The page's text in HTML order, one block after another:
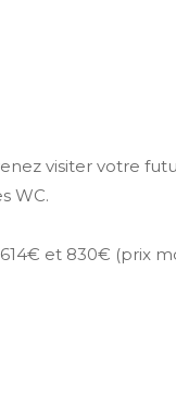
visiter votre
WC.
et 830€ (prix